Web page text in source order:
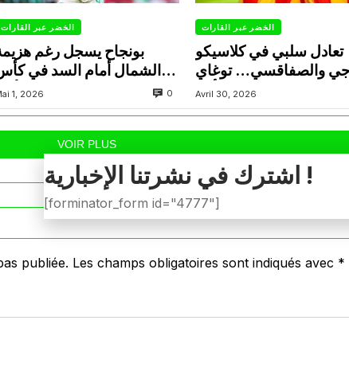
الخضر عبر القارات
بونجاح يسجل رغم
الشمال أمام السد في
1, 2026 0
الخضر عبر القارات
تعادل سلبي في كلاسيكو
والصفاقسي… توغاي
ركلة جزاء وبوعالية يتألق
Avril 30, 2026
VOIR PLUS
publiée. Les champs obligatoires sont indiqués avec *
اشترك في نشرتنا الإخبارية !
[forminator_form id="4777"]